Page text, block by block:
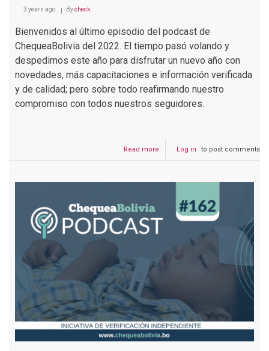
3 years ago Bycheck
Bienvenidos al último episodio del podcast de
ChequeaBolivia del 2022. El tiempo pasó volando y
despedimos este año para disfrutar un nuevo año con
novedades, más capacitaciones e información verificada
y de calidad; pero sobre todo reafirmando nuestro
compromiso con todos nuestros seguidores.
Read more
Podcast
ChequeaBolivia
para
Log in to post comments